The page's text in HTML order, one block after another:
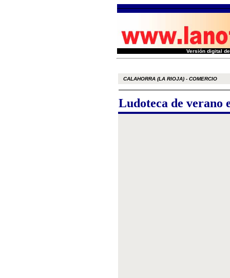
Versión digital
CALAHORRA (LA RIOJA) - COMERCIO
Ludoteca de verano